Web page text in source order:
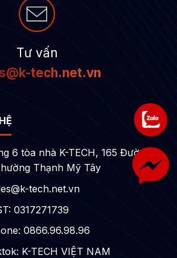
Tư vấn
tech.net.vn
6 tòa nhà K-TECH, 165 Đường
Thạnh Mỹ Tây
tech.net.vn
0317271739
0866.96.98.96
K-TECH VIỆT NAM